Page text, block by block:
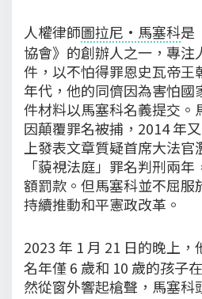
人權律師圖拉尼·馬塞科是
協會》的創辦人之一，專注
件，以不怕得罪恩史瓦帝王
年代，他的同儕因為害怕國
件材料以馬塞科名義提交。
因顛覆罪名被捕，2014 年
上發表文章質疑首席大法
「藐視法庭」罪名判刑兩
額罰款。但馬塞科並不屈服
持續推動和平憲政改革。
2023 年 1 月 21 日的晚上，
名年僅 6 歲和 10 歲的孩子
然從窗外響起槍聲，馬塞科